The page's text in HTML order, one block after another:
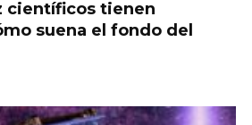
científicos tienen
suena el fondo del